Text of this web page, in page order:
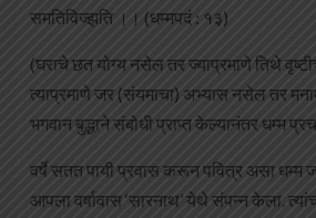
समतिविज्झति ।। (धम्मपदं : १३)
(घराचे छत योग्य नसेल तर ज्याप्रमाणे तिथे
त्याप्रमाणे जर (संयमाचा) अभ्यास नसेल तर
भगवान बुद्धाने संबोधी प्राप्त केल्यानंतर धम्म
वर्षे सतत पायी प्रवास करून पवित्र असा धम्म
आपला वर्षावास ‘सारनाथ’ येथे संपन्न केला.